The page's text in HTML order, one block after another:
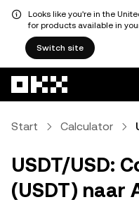
Looks like you're in the
for products available in
Switch site
Start Calculator
USDT/USD:
(USDT) naar